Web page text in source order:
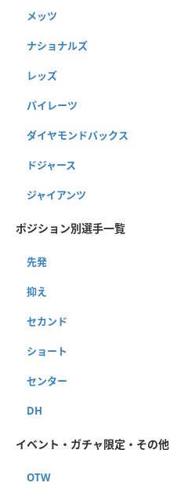
メッツ
ナショナルズ
レッズ
パイレーツ
ダイヤモンドバックス
ドジャース
ジャイアンツ
ポジション別選手一覧
先発
抑え
セカンド
ショート
センター
DH
イベント・ガチャ限定・その他
OTW